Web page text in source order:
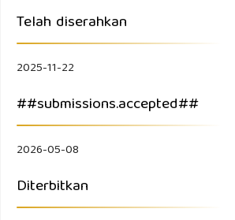
Telah diserahkan
2025-11-22
##submissions.accepted##
2026-05-08
Diterbitkan